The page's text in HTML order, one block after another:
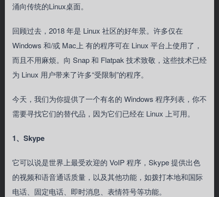
涌向传统的Linux桌面。
回顾过去，2018 年是 Linux 社区的好年景。许多仅在
Windows 和/或 Mac上 有的程序可在 Linux 平台上使用了，
而且不用麻烦。向 Snap 和 Flatpak 技术致敬，这些技术已经
为 Linux 用户带来了许多“受限制”的程序。
今天，我们为你提供了一个有名的 Windows 程序列表，你不
需要寻找它们的替代品，因为它们已经在 Linux 上可用。
1、Skype
它可以说是世界上最受欢迎的 VoIP 程序，Skype 提供出色
的视频和语音通话质量，以及其他功能，如拨打本地和国际
电话、固定电话、即时消息、表情符号等功能。